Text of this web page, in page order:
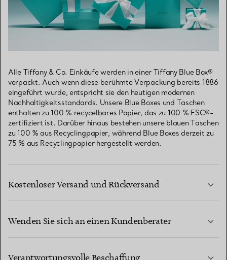
Alle Tiffany & Co. Einkäufe werden in einer Tiffany Blue Box®
verpackt. Auch wenn diese berühmte Verpackung bereits 1886
eingeführt wurde, entspricht sie den heutigen modernen
Nachhaltigkeitsstandards. Unsere Blue Boxes und Taschen
enthalten zu 100 % recycelbares Papier, das zu 100 % FSC®-
zertifiziert ist. Darüber hinaus bestehen unsere blauen Taschen
zu 100 % aus Recyclingpapier, während Blue Boxes derzeit zu
75 % aus Recyclingpapier hergestellt werden.
Kostenloser Versand und Rückversand
Wenden Sie sich an einen Kundenberater